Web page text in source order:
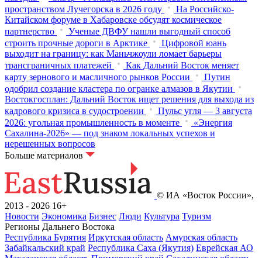
пространством Лучегорска в 2026 году
На Российско-
Китайском форуме в Хабаровске обсудят космическое
партнерство
Ученые ДВФУ нашли выгодный способ
строить прочные дороги в Арктике
Цифровой юань
выходит на границу: как Маньчжоули ломает барьеры
трансграничных платежей
Как Дальний Восток меняет
карту зернового и масличного рынков России
Путин
одобрил создание кластера по огранке алмазов в Якутии
Востокгосплан: Дальний Восток ищет решения для выхода из
кадрового кризиса в судостроении
Пульс угля — 3 августа
2026: угольная промышленность в моменте
«Энергия
Сахалина-2026» — под знаком локальных успехов и
нерешенных вопросов
Больше материалов
© ИА «Восток России»,
2013 - 2026 16+
Новости Экономика Бизнес Люди Культура Туризм
Регионы Дальнего Востока
Республика Бурятия Иркутская область Амурская область
Забайкальский край Республика Саха (Якутия) Еврейская АО